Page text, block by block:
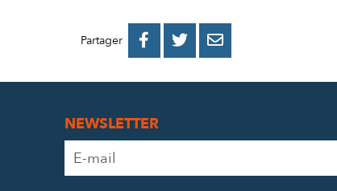
Partager 
PARTAGER
PARTAGER
PARTAGER
NEWSLETTER
Adresse
e-